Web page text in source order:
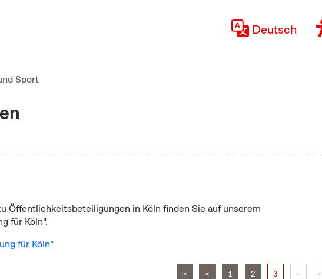
Deutsch
Sport
Öffentlichkeitsbeteiligungen in Köln finden Sie auf unserem
für Köln".
für Köln"
|< < 1 2 3 >